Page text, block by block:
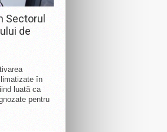
Sectorul
de
în
luată ca
pentru